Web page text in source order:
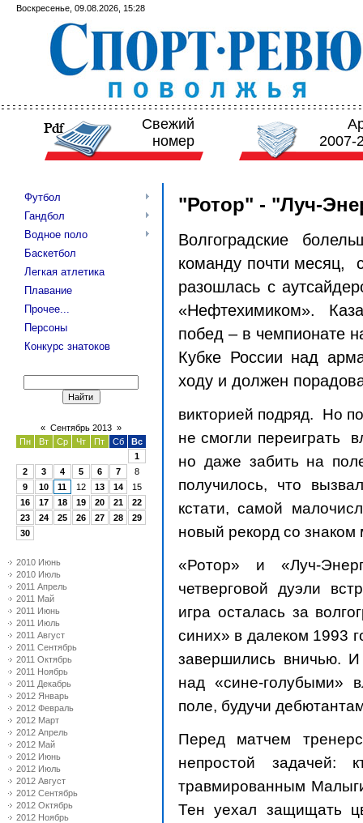
Воскресенье, 09.08.2026, 15:28
Свежий
номер
2007-
Футбол
Гандбол
Водное поло
Баскетбол
Легкая атлетика
Плавание
Прочее...
Персоны
Конкурс знатоков
« Сентябрь 2013 »
Пн
Вт Ср Чт Пт Сб
Вс
1
2
3 4 5 6 7
8
9
10 11 12 13 14
15
16
17 18 19 20 21
22
23
24 25 26 27 28
29
30
2010 Июнь
2010 Июль
2011 Апрель
2011 Май
2011 Июнь
2011 Июль
2011 Август
2011 Сентябрь
2011 Октябрь
2011 Ноябрь
2011 Декабрь
2012 Январь
2012 Февраль
2012 Март
2012 Апрель
2012 Май
2012 Июнь
2012 Июль
2012 Август
2012 Сентябрь
2012 Октябрь
2012 Ноябрь
"Ротор" - "Луч-
Волгоградские
команду почти месяц,
разошлась с
«Нефтехимиком».
побед – в чемпионате
Кубке России над
ходу и должен
викторией подряд. Но
не смогли переиграть
но даже забить на
получилось, что
кстати, самой
новый рекорд со знаком
«Ротор» и «Луч-
четверговой дуэли
игра осталась за
синих» в далеком 1993
завершились вничью.
над «сине-голубыми»
поле, будучи
Перед матчем
непростой задачей:
травмированным
Тен уехал защищать